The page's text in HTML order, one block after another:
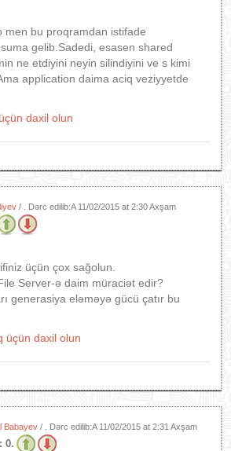
men bu proqramdan istifade
gelib.Sadedi, esasen shared
ne etdiyini neyin silindiyini ve s kimi
application daima aciq veziyyetde
daxil olun
/ . Dərc edilib:A 11/02/2015 at 2:30 Axşam
üçün çox sağolun.
Server-ə daim müraciət edir?
generasiya eləməyə gücü çatır bu
üçün daxil olun
Babayev / . Dərc edilib:A 11/02/2015 at 2:31 Axşam
0.